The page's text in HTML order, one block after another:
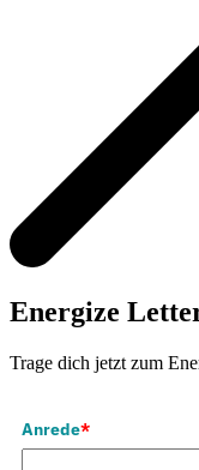
Energize
Trage dich jetzt zum
Anrede*